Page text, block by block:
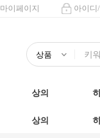
마이페이지 아이디
상의
상의